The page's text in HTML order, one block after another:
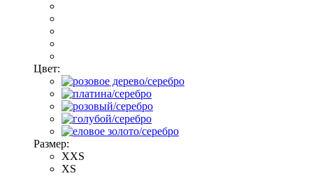
Цвет:
Размер:
XXS
XS